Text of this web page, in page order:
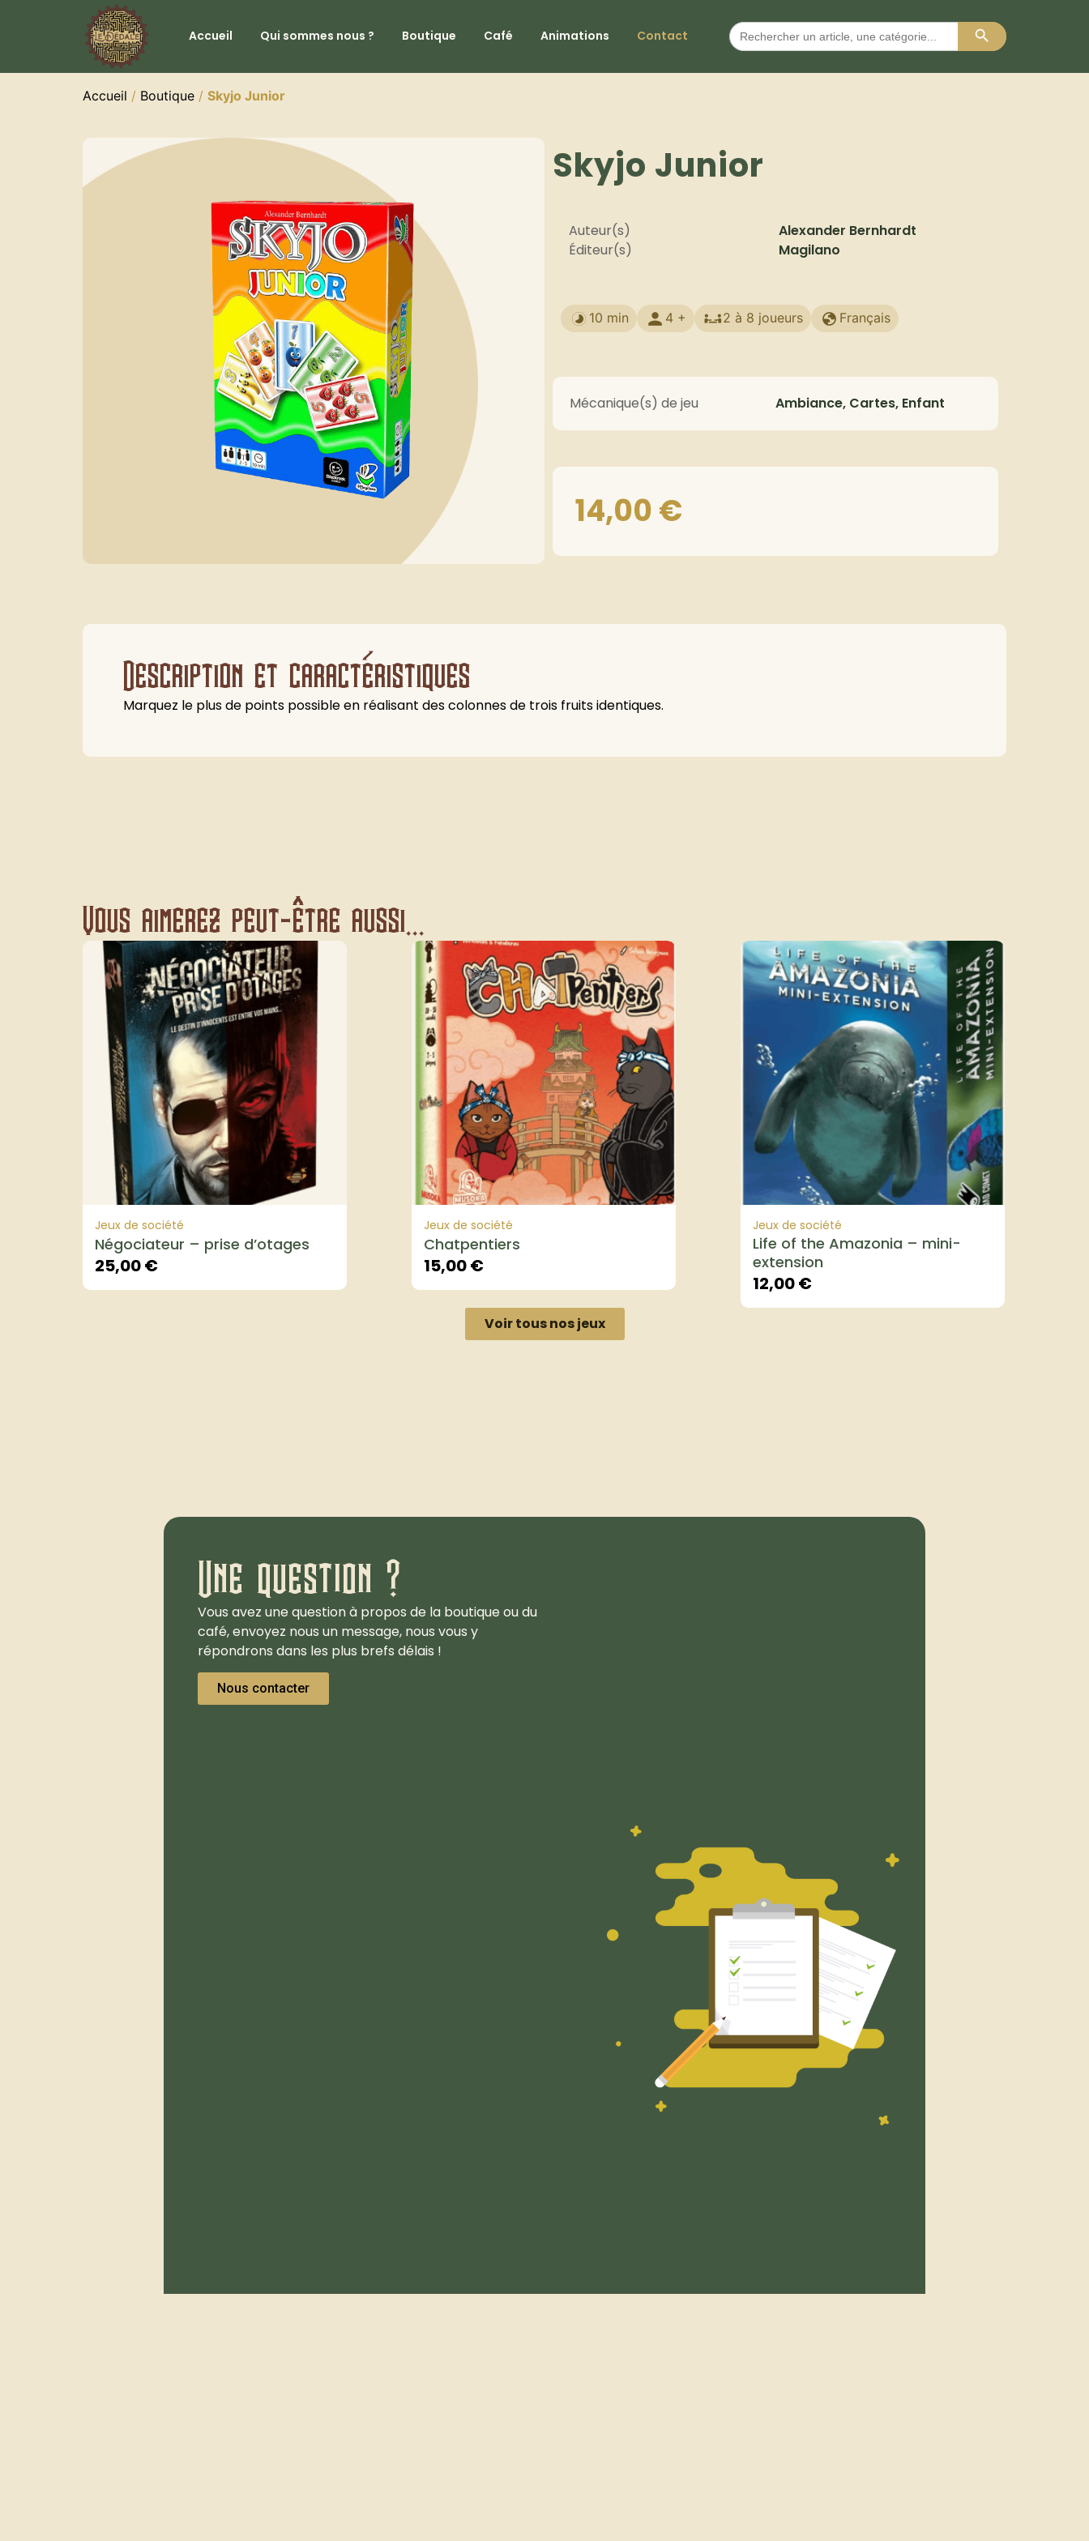
Accueil Qui sommes nous ? Boutique Café Animations Contact
Search
for:
Search Button
Accueil / Boutique / Skyjo Junior
Skyjo Junior
Auteur(s)
Alexander Bernhardt
Éditeur(s)
Magilano
10 min 4 + 2 à 8 joueurs Français
Mécanique(s) de jeu Ambiance, Cartes, Enfant
14,00€
Description et caractéristiques
Marquez le plus de points possible en réalisant des colonnes de trois fruits identiques.
Vous aimerez peut-être aussi...
Jeux de société
Négociateur – prise d’otages
25,00€
Jeux de société
Chatpentiers
15,00€
Jeux de société
Life of the Amazonia – mini-
extension
12,00€
Voir tous nos jeux
Une question ?
Vous avez une question à propos de la boutique ou du
café, envoyez nous un message, nous vous y
répondrons dans les plus brefs délais !
Nous contacter